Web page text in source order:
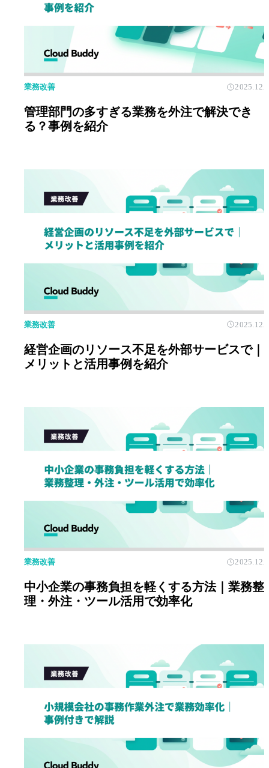
業務改善
管理部門の多すぎる業務を外注で解決でき
る？事例を紹介
業務改善
経営企画のリソース不足を外部サービスで｜
メリットと活用事例を紹介
業務改善
中小企業の事務負担を軽くする方法｜業務整
理・外注・ツール活用で効率化